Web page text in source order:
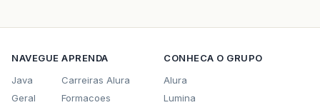
NAVEGUE
Java
Geral
APRENDA
Carreiras Alura
Formacoes
CONHECA O GRUPO
Alura
Lumina